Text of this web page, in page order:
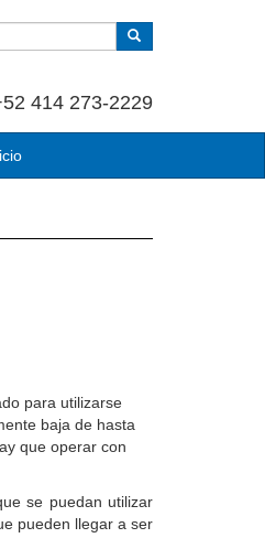
414 273-2229
para utilizarse
baja de hasta
que operar con
se puedan utilizar
pueden llegar a ser